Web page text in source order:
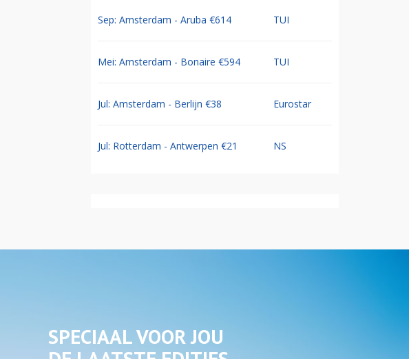
Sep: Amsterdam - Aruba €614 TUI
Mei: Amsterdam - Bonaire €594 TUI
Jul: Amsterdam - Berlijn €38 Eurostar
Jul: Rotterdam - Antwerpen €21 NS
SPECIAAL VOOR JOU